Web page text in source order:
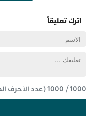
اترك تعليقاً
1000
/
1000(عدد الأحرف